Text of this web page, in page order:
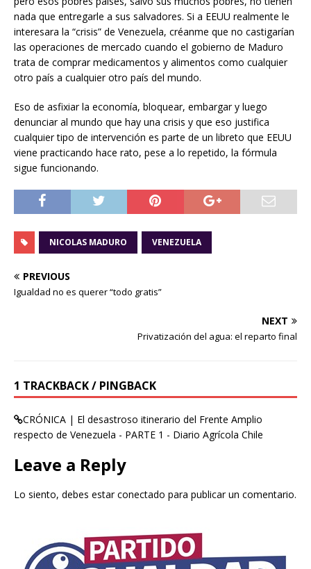
nada que entregarle a sus salvadores. Si a EEUU realmente le
interesara la “crisis” de Venezuela, créanme que no castigarían
las operaciones de mercado cuando el gobierno de Maduro
trata de comprar medicamentos y alimentos como cualquier
otro país a cualquier otro país del mundo.
Eso de asfixiar la economía, bloquear, embargar y luego
denunciar al mundo que hay una crisis y que eso justifica
cualquier tipo de intervención es parte de un libreto que EEUU
viene practicando hace rato, pese a lo repetido, la fórmula
sigue funcionando.
NICOLAS MADURO VENEZUELA
PREVIOUS
Igualdad no es querer “todo gratis”
NEXT
Privatización del agua: el reparto final
1 TRACKBACK / PINGBACK
CRÓNICA | El desastroso itinerario del Frente Amplio
respecto de Venezuela - PARTE 1 - Diario Agrícola Chile
Leave a Reply
Lo siento, debes estarconectado para publicar un comentario.